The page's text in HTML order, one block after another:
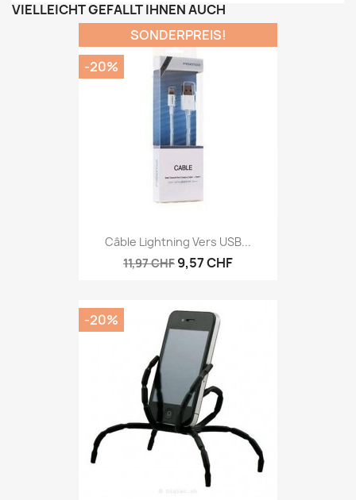
VIELLEICHT GEFÄLLT IHNEN AUCH
Câble Lightning Vers USB...
11,97 CHF 9,57 CHF
SONDERPREIS!
-20%
-20%